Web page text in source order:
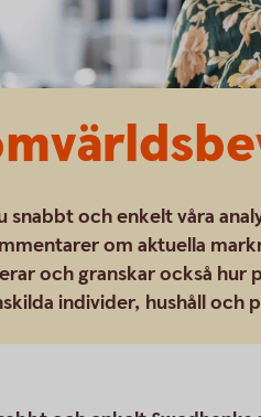
snabbt och enkelt våra
om aktuella
och granskar också hur
individer, hushåll och